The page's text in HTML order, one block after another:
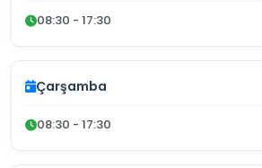
08:30 - 17:30
Çarşamba
08:30 - 17:30